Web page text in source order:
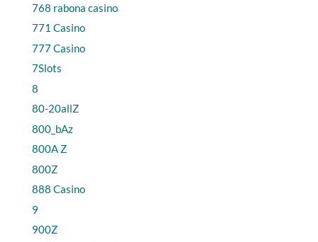
768 rabona casino
771 Casino
777 Casino
7Slots
8
80-20allZ
800_bAz
800A Z
800Z
888 Casino
9
900Z